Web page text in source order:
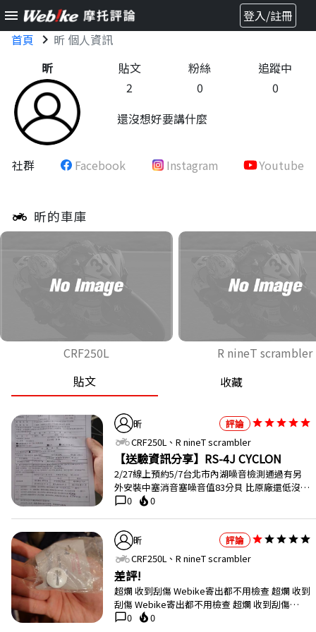
menu
登入/註冊
首頁 chevron_right 昕 個人資訊
昕
貼文
2
粉絲
0
追蹤中
0
還沒想好要講什麼
社群 Facebook Instagram Youtube
two_wheeler 昕的車庫
CRF250L
R nineT scrambler
貼文
收藏
昕 評論
two_wheelerCRF250L、R nineT scrambler
【送驗資訊分享】RS-4J CYCLON
2/27線上預約5/7台北市內湖噪音檢測通過有另
外安裝中塞消音塞噪音值83分貝 比原廠還低沒塞
的話應該90一拜
chat_bubble_outline0 local_fire_department0
昕 評論
two_wheelerCRF250L、R nineT scrambler
差評!
超爛 收到刮傷 Webike寄出都不用檢查 超爛 收到
刮傷 Webike寄出都不用檢查 超爛 收到刮傷
Webike寄出都不用檢查訂單還只能整筆退不能
chat_bubble_outline0 local_fire_department0